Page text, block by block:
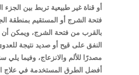
أو قناة غير طبيعية تربط بين الجزء
فتحة الشرج أو المستقيم بمنطقة
بالقرب من فتحة الشرج، ويمكن أن
النفق على قيح أو صديد نتيجة
مصدرًا للألم والانزعاج، وفيما
أفضل الطرق المستخدمة في علاج